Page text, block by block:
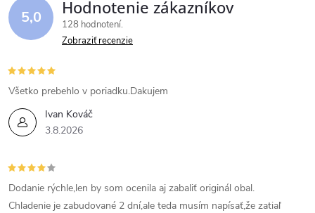
5,0 Hodnotenie zákazníkov
128 hodnotení
Zobraziť recenzie
Ivan Kováč
3.8.2026
Všetko prebehlo v poriadku.Dakujem
Dodanie rýchle,len by som ocenila aj zabaliť originál obal.
Chladenie je zabudované 2 dní,ale teda musím napísať,že zatiaľ